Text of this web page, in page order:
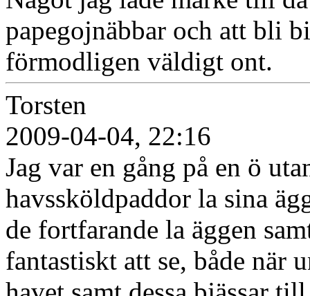
papegojnäbbar och att bli
förmodligen väldigt ont.
Torsten
2009-04-04, 22:16
Jag var en gång på en ö
havssköldpaddor la sina
de fortfarande la äggen
fantastiskt att se, både när